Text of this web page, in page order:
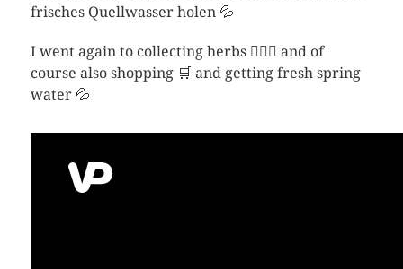
frisches Quellwasser holen 💦
I went again to collecting herbs 🚶🏼‍♀️ and of
course also shopping 🛒 and getting fresh spring
water 💦